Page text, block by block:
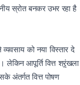
स्रोत बनकर उभर रहा है
को नया विस्तार दे
लेकिन आपूर्ति वित्त श्रृंखला
अंतर्गत वित्त पोषण